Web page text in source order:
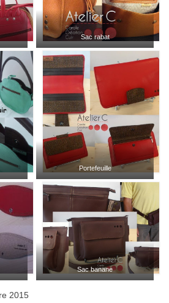
Sac rabat
Portefeuille
Sac banane
2015